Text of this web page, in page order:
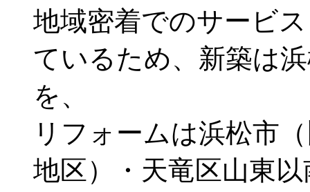
地域密着でのサービ
ているため、新築は
を、
リフォームは浜松市
地区）・天竜区山東